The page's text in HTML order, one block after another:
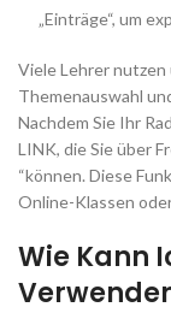
„Einträge“, um
Viele Lehrer nutzen
Themenauswahl
Nachdem Sie Ihr
LINK, die Sie über
“können. Diese
Online-Klassen
Wie Kann